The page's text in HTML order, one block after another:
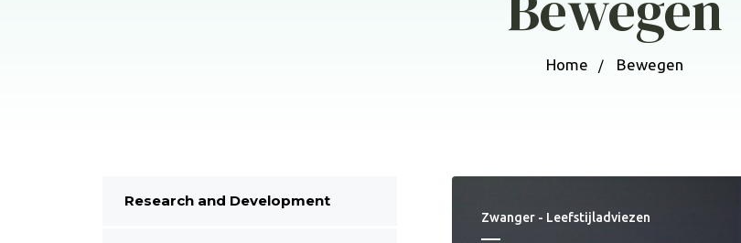
Home Bewegen
Research and Development
Zwanger - Leefstijladviezen